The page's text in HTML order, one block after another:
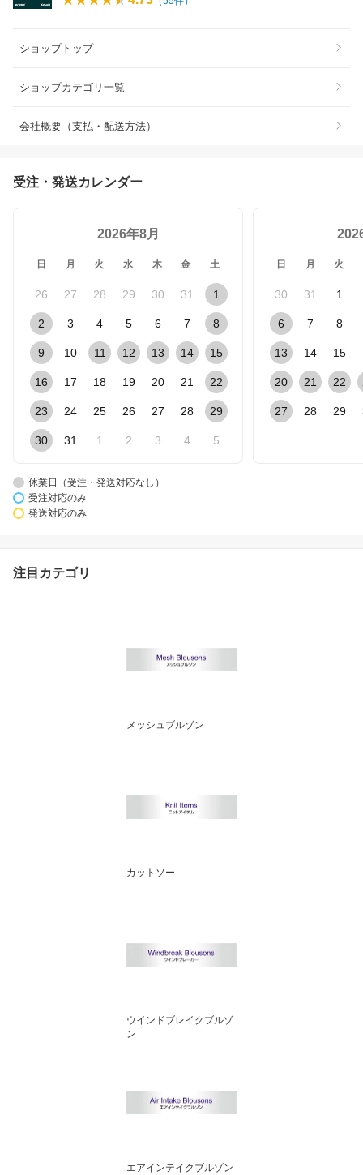
ショップトップ
ショップカテゴリ一覧
会社概要（支払・配送方法）
受注・発送カレンダー
2026年8月
日 月 火 水 木 金 土
26 27 28 29 30 31 1
2 3 4 5 6 7 8
9 10 11 12 13 14 15
16 17 18 19 20 21 22
23 24 25 26 27 28 29
30 31 1 2 3 4 5
日 月 火
30 31 1
6 7 8
13 14 15
20 21 22
27 28 29
休業日（受注・発送対応なし）
受注対応のみ
発送対応のみ
注目カテゴリ
メッシュブルゾン
カットソー
ウインドブレイクブルゾ
ン
エアインテイクブルゾン